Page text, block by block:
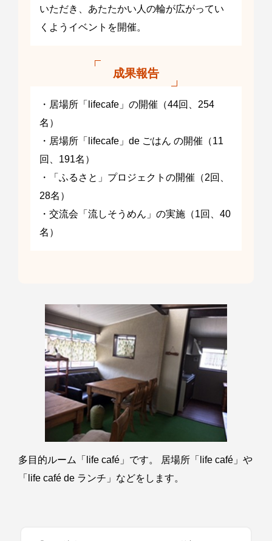
いただき、あたたかい人の輪が広がってい
くようイベントを開催。
成果報告
・居場所「lifecafe」の開催（44回、254
名）
・居場所「lifecafe」de ごはん の開催（11
回、191名）
・「ふるさと」プロジェクトの開催（2回、
28名）
・交流会「流しそうめん」の実施（1回、40
名）
多目的ルーム「life café」です。 居場所「life café」や
「life café de ランチ」などをします。